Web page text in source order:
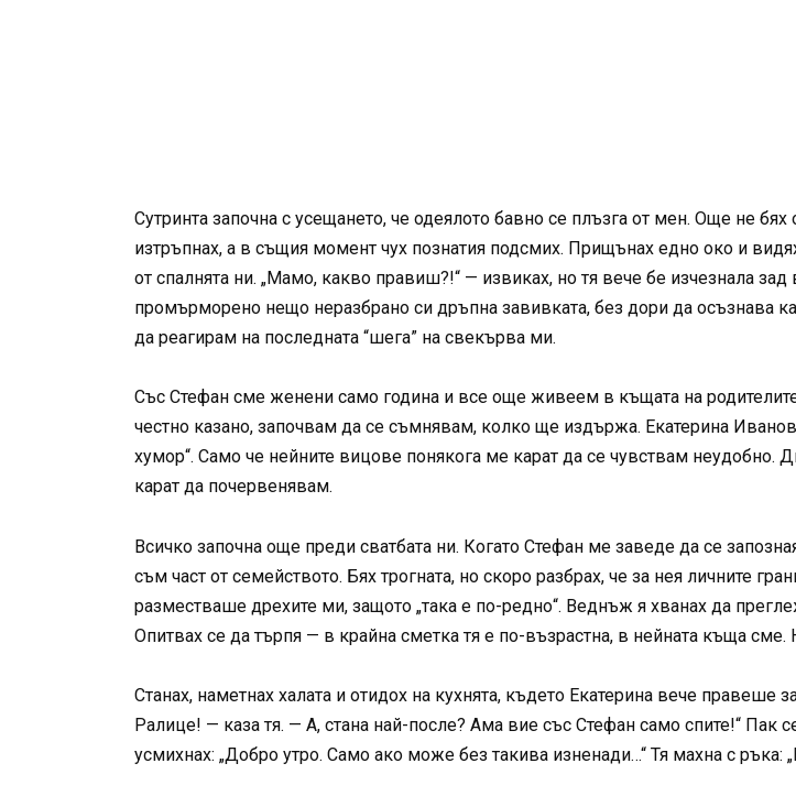
Сутринта започна с усещането, че одеялото бавно се плъзга от мен. Още не
изтръпнах, а в същия момент чух познатия подсмих. Прищънах едно око и
от спалнята ни. „Мамо, какво правиш?!“ — извиках, но тя вече бе изчезнала
промърморено нещо неразбрано си дръпна завивката, без дори да осъзнава
да реагирам на последната “шега” на свекърва ми.
Със Стефан сме женени само година и все още живеем в къщата на
честно казано, започвам да се съмнявам, колко ще издържа. Екатерина
хумор“. Само че нейните вицове понякога ме карат да се чувствам
карат да почервенявам.
Всичко започна още преди сватбата ни. Когато Стефан ме заведе да се
съм част от семейството. Бях трогната, но скоро разбрах, че за нея личните
разместваше дрехите ми, защото „така е по-редно“. Веднъж я хванах да
Опитвах се да търпя — в крайна сметка тя е по-възрастна, в нейната къща
Станах, наметнах халата и отидох на кухнята, където Екатерина вече
Ралице! — каза тя. — А, стана най-после? Ама вие със Стефан само спите!“ Пак
усмихнах: „Добро утро. Само ако може без такива изненади…“ Тя махна с ръка: